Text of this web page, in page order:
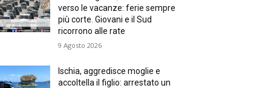
verso le vacanze: ferie sempre
più corte. Giovani e il Sud
ricorrono alle rate
9 Agosto 2026
Ischia, aggredisce moglie e
accoltella il figlio: arrestato un